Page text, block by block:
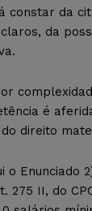
constar da
da
é
direito
o Enunciado
275 II, do